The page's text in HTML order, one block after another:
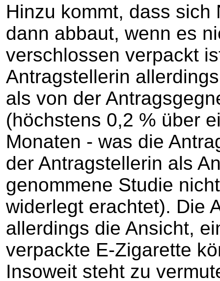
Hinzu kommt, dass
dann abbaut, wenn es
verschlossen verpackt
Antragstellerin
als von der
(höchstens 0,2 % über
Monaten - was die
der Antragstellerin als
genommene Studie
widerlegt erachtet). Die
allerdings die Ansicht,
verpackte E-Zigarette
Insoweit steht zu